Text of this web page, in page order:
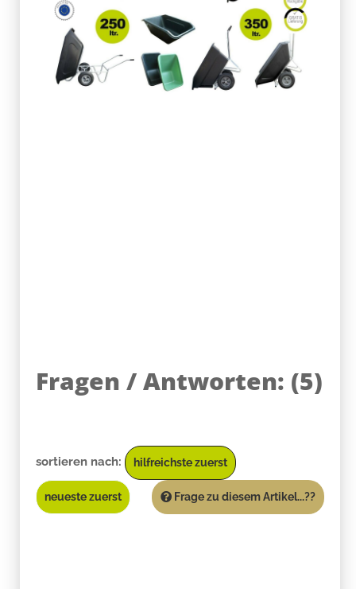
Fragen / Antworten: (5)
sortieren nach: hilfreichste zuerst
neueste zuerst Frage zu diesem Artikel...??